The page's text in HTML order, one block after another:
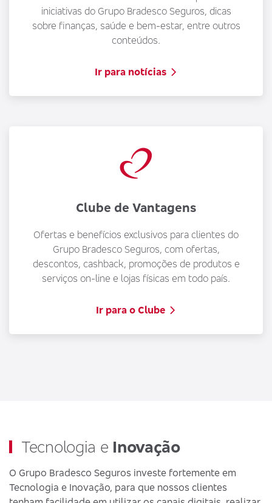
iniciativas do Grupo Bradesco Seguros, dicas
sobre finanças, saúde e bem-estar, entre outros
conteúdos.
Ir para notícias
Clube de Vantagens
Ofertas e benefícios exclusivos para clientes do
Grupo Bradesco Seguros, com ofertas,
descontos, cashback, promoções de produtos e
serviços on-line e lojas físicas em todo país.
Ir para o Clube
Tecnologia e Inovação
O Grupo Bradesco Seguros investe fortemente em
Tecnologia e Inovação, para que nossos clientes